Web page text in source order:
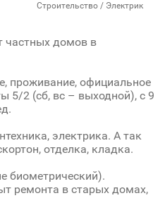
Строительство / Электрик
частных домов в
проживание, официальное
5/2 (сб, вс – выходной), с 9
электрика. А так
отделка, кладка.
биометрический).
ремонта в старых домах,